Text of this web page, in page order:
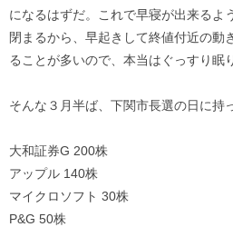
になるはずだ。これで早寝が出来る
閉まるから、早起きして終値付近の
ることが多いので、本当はぐっすり眠
そんな３月半ば、下関市長選の日に持
大和証券G 200株
アップル 140株
マイクロソフト 30株
P&G 50株